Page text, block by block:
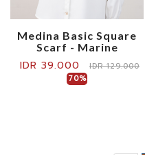
Medina Basic Square
Scarf - Marine
IDR 39.000
IDR 129.000
70%